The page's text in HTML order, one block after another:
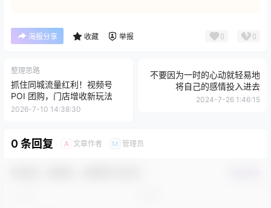
海报分享 收藏 举报 0 0
整理思路
抓住同城流量红利！视频号
POI 团购，门店增收新玩法
2026-7-10 14:38:30
不要因为一时的心动就轻易地
将自己的感情投入进去
2024-7-26 1:46:15
0 条回复 A 文章作者 M 管理员